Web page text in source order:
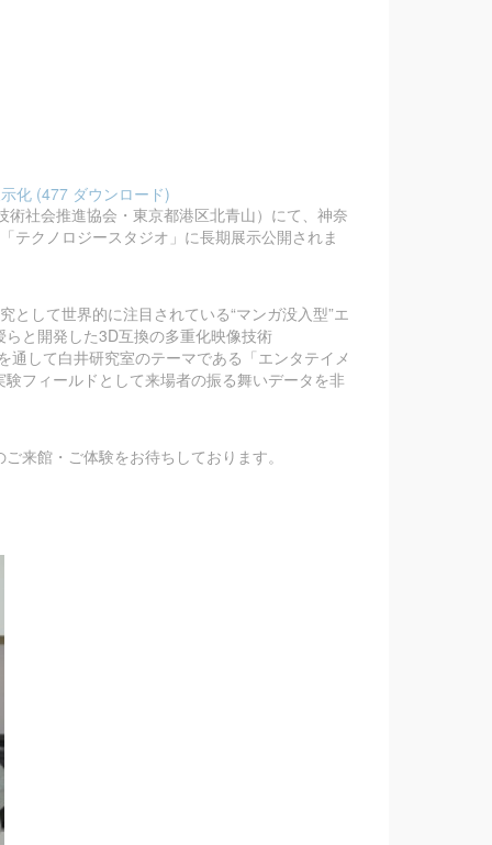
化 (477 ダウンロード)
社会推進協会・東京都港区北青山）にて、神奈
テクノロジースタジオ」に長期展示公開されま
して世界的に注目されている“マンガ没入型”エ
と開発した3D互換の多重化映像技術
して白井研究室のテーマである「エンタテイメ
フィールドとして来場者の振る舞いデータを非
来館・ご体験をお待ちしております。